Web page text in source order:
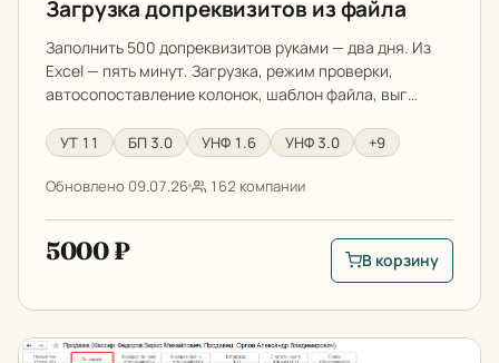
Загрузка допреквизитов из файла
Заполнить 500 допреквизитов руками — два дня. Из
Excel — пять минут. Загрузка, режим проверки,
автосопоставление колонок, шаблон файла, выг…
УТ 11 БП 3.0 УНФ 1.6 УНФ 3.0 +9
Обновлено 09.07.26 162 компании
5000 ₽
В корзину:
В корзину